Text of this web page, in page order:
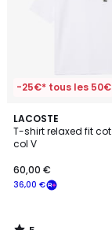
-25€* tous les 50€
LACOSTE
T-shirt relaxed fit
col V
36,00 €
60,00 €
5
/
5
3
Couleurs